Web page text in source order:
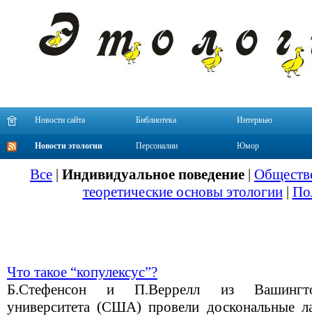
Новости сайта Библиотека Интервью
Новости этологии Персоналии Юмор
Все | Индивидуальное поведение |
теоретические основы этологии|
Что такое “копулексус”?
Б.Стефенсон и П.Веррелл из
университета (США) провели доскональные